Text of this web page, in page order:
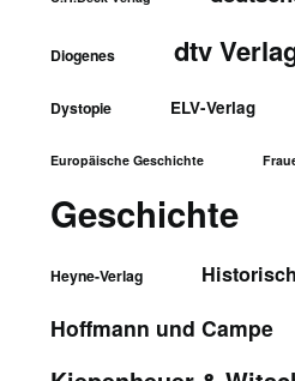
Diogenes dtv
Dystopie ELV-Verlag
Europäische Geschichte
Geschichte
Heyne-Verlag
Hoffmann und Campe